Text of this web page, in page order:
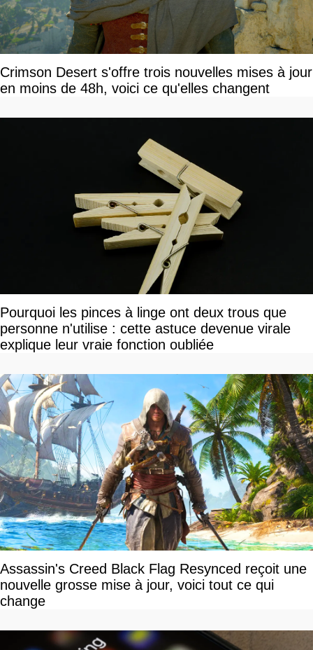
Crimson Desert s'offre trois nouvelles mises à jour
en moins de 48h, voici ce qu'elles changent
Pourquoi les pinces à linge ont deux trous que
personne n'utilise : cette astuce devenue virale
explique leur vraie fonction oubliée
Assassin's Creed Black Flag Resynced reçoit une
nouvelle grosse mise à jour, voici tout ce qui
change